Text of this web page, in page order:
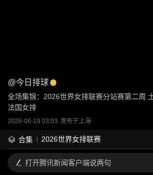
@今日排球
全场集锦：2026世界女排联赛分站赛第二周
法国女排
2026-06-19 03:03 发布于上海
合集 2026世界女排联赛
打开腾讯新闻客户端说两句